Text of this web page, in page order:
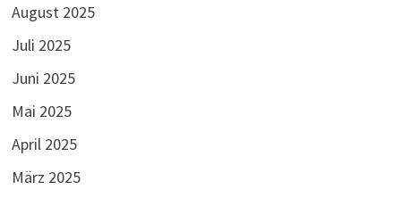
August 2025
Juli 2025
Juni 2025
Mai 2025
April 2025
März 2025